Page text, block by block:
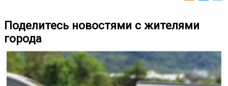
Поделитесь новостями с жителями
города